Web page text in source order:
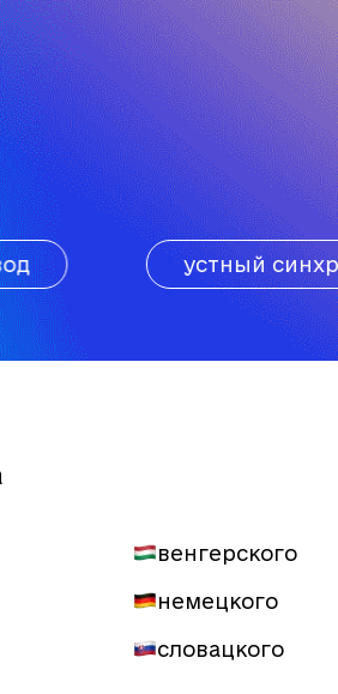
синхронный перевод
венгерского
немецкого
словацкого